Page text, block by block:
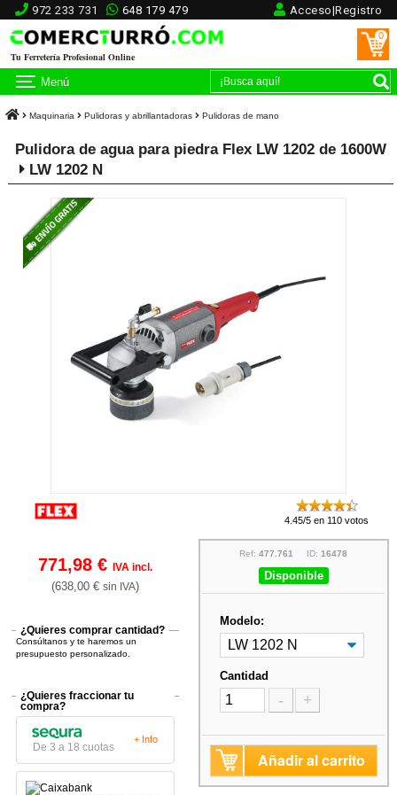
972 233 731 648 179 479 Acceso|Registro
Tu Ferretería Profesional Online
0
Menú
Maquinaria Pulidoras y abrillantadoras Pulidoras de mano
Pulidora de agua para piedra Flex LW 1202 de 1600W
LW 1202 N
4.45/5 en 110 votos
771,98 €IVA incl.
(638,00 €sin IVA)
¿Quieres comprar cantidad?
Consúltanos y te haremos un
presupuesto personalizado.
¿Quieres fraccionar tu
compra?
De 3 a 18 cuotas
+ Info
Ref:477.761 ID:16478
Disponible
Modelo:
Cantidad
- +
Añadir al carrito